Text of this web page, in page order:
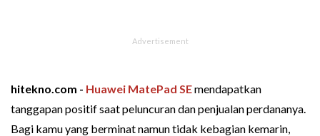
hitekno.com - Huawei MatePad SEmendapatkan
tanggapan positif saat peluncuran dan penjualan perdananya.
Bagi kamu yang berminat namun tidak kebagian kemarin,